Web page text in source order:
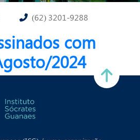
(62) 3201-9288
com
2024